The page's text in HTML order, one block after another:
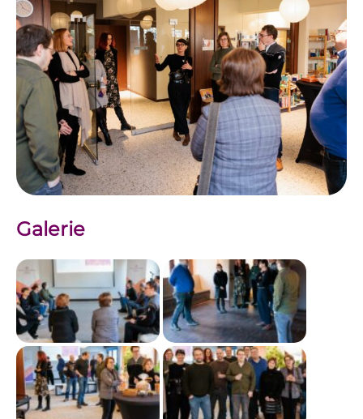
Galerie